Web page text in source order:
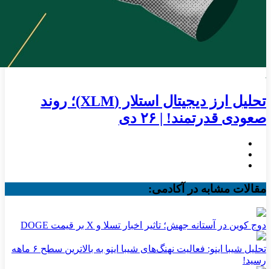
تحلیل ارز دیجیتال استلار (XLM)؛ روند
صعودی قدرتمند! | ۲۶ دی
مقالات مشابه در آکادمی:
دوج کوین در آستانه جهش؛ تاثیر اخبار تسلا و X بر قیمت DOGE
تحلیل شیبا اینو: فعالیت نهنگ‌های شیبا اینو به بالاترین سطح ۶ ماهه
رسید!